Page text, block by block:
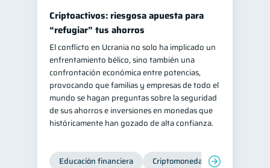
Criptoactivos: riesgosa apuesta para
“refugiar” tus ahorros
El conflicto en Ucrania no solo ha implicado un
enfrentamiento bélico, sino también una
confrontación económica entre potencias,
provocando que familias y empresas de todo el
mundo se hagan preguntas sobre la seguridad
de sus ahorros e inversiones en monedas que
históricamente han gozado de alta confianza.
Educación financiera Criptomonedas